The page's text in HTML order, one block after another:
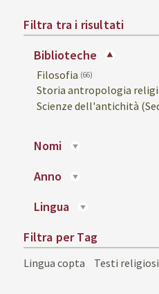
Filtra tra i risultati
biblioteche
Filosofia (66)
nomi
anno
lingua
Filtra per Tag
Lingua copta
Testi religiosi